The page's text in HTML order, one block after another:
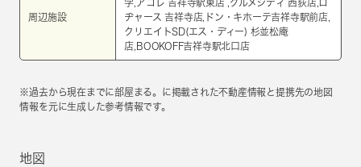
周辺施設
学,アコレ 吉祥寺駅東店 ,グルメシティ 西荻店,ロ
ヂャース 吉祥寺店,ドン・キホーテ吉祥寺駅前店,
クリエイトSD(エス・ディー) 杉並松庵
店,BOOKOFF吉祥寺駅北口店
※過去から現在までに部屋まる。に掲載された不動産情報と提携先の地図
情報を元に生成した参考情報です。
地図